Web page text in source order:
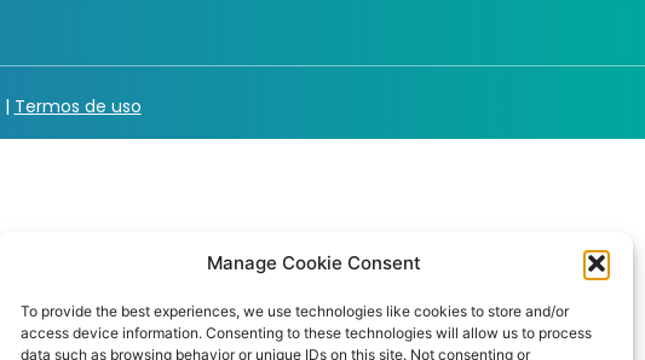
Manage Cookie Consent
To provide the best experiences, we use technologies like cookies to store and/or
access device information. Consenting to these technologies will allow us to process
data such as browsing behavior or unique IDs on this site. Not consenting or
| Termos de uso